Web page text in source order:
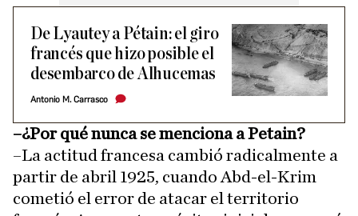
De Lyautey a Pétain: el giro
francés que hizo posible el
desembarco de Alhucemas
Antonio M. Carrasco
–¿Por qué nunca se menciona a Petain?
–La actitud francesa cambió radicalmente a
partir de abril 1925, cuando Abd-el-Krim
cometió el error de atacar el territorio